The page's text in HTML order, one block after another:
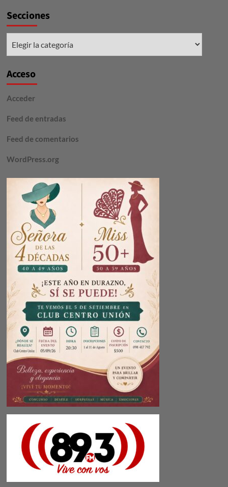
Secciones
Acceso
Acceder
Feed de entradas
Feed de comentarios
WordPress.org